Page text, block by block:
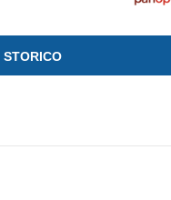
STORICO